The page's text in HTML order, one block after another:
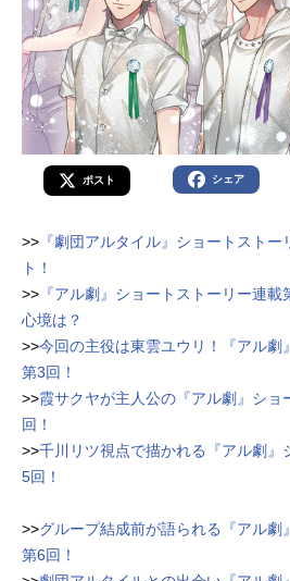
ポスト シェア
>> 『劇団アルタイル』ショートスト
ト！
>> 『アル劇』ショートストーリー連
心境は？
>>今回の主役は東雲ユウリ！『アル劇
第3回！
>>霞サクヤが主人公の『アル劇』ショ
回！
>>千川リツ視点で描かれる『アル劇』
5回！
>>グループ結成前が語られる『アル劇
第6回！